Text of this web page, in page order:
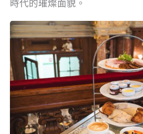
時代的璀燦面貌。